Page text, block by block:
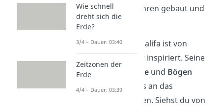
innerhalb von sechs Jahren gebaut und
im Jahr2010 eröffnet
Das Design des Burj Khalifa ist von
islamischer Architektur inspiriert. Seine
spiralförmige Bauweise und Bögen
erinnern deshalb etwas an das
Aussehen von Moscheen. Siehst du von
Wie schnell
dreht sich die
Erde?
3/4 – Dauer: 03:40
Zeitzonen der
Erde
4/4 – Dauer: 03:39